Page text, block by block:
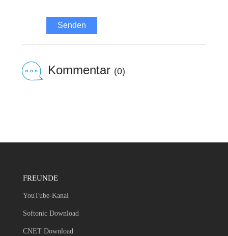
Senden
Kommentar (0)
FREUNDE
YouTube-Kanal
Softonic Download
CNET Download